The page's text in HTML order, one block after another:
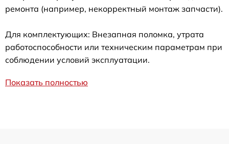
ремонта (например, некорректный монтаж запчасти).
Для комплектующих: Внезапная поломка, утрата
работоспособности или техническим параметрам при
соблюдении условий эксплуатации.
Показать полностью